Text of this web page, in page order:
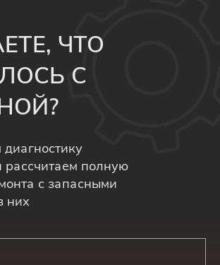
ЧТО
С
рассчитаем полную
с запасными
них